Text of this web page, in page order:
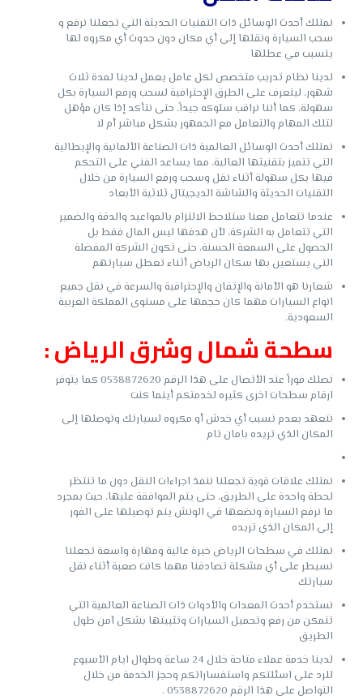
نمتلك أحدث الوسائل ذات التقنيات الحديثة التي تجعلنا نرفع و
سحب السيارة ونقلها إلى أي مكان دون حدوث أي مكروه لها
يتسبب في عطلها
لدينا نظام تدريب متخصص لكل عامل يعمل لدينا لمدة ثلاث
شهور، ليتعرف على الطرق الإحترافية لسحب ورفع السيارة بكل
سهولة، كما أننا نراقب سلوكه جيداً، حتى نتأكد إذا كان مؤهل
لتلك المهام والتعامل مع الجمهور بشكل مباشر أم لا
نمتلك أحدث الوسائل العالمية ذات الصناعة الألمانية والإيطالية
التي تتميز بتقنيتها العالية، مما يساعد الفني على التحكم
فيها بكل سهولة أثناء نقل وسحب ورفع السيارة من خلال
التقنيات الحديثة والشاشة الديجيتال ثلاثية الأبعاد
عندما تتعامل معنا ستلاحظ الالتزام بالمواعيد والدقة والضمير
التي تتعامل به الشركة، لأن هدفها ليس المال فقط بل
الحصول على السمعة الحسنة، حتى تكون الشركة المفضلة
التي يستعين بها سكان الرياض أثناء تعطل سيارتهم
شعارنا هو الأمانة والإتقان والإحترافية والسرعة في نقل جميع
انواع السيارات مهما كان حجمها على مستوى المملكة العربية
السعودية.
سطحة شمال وشرق الرياض :
نصلك فوراً عند الأتصال على هذا الرقم 0538872620 كما يتوفر
ارقام سطحات اخرى كثيره لخدمتكم أينما كنت
نتعهد بعدم تسبب أي خدش أو مكروه لسيارتك وتوصلها إلى
المكان الذي تريده بامان تام
نمتلك علاقات قوية تجعلنا ننفذ اجراءات النقل دون ما تنتظر
لحظة واحدة على الطريق، حتى يتم الموافقة عليها، حيث بمجرد
ما نرفع السيارة ونضعها في الونش يتم توصيلها على الفور
إلى المكان الذي تريده
نمتلك في سطحات الرياض خبرة عالية ومهارة واسعة تجعلنا
نسيطر على أي مشكلة تصادفنا مهما كانت صعبة أثناء نقل
سيارتك
نستخدم أحدث المعدات والأدوات ذات الصناعة العالمية التي
تتمكن من رفع وتحميل السيارات وتثبيتها بشكل آمن طول
الطريق
لدينا خدمة عملاء متاحة خلال 24 ساعة وطوال ايام الأسبوع
للرد على اسئلتكم واستفساراتكم وحجز الخدمة من خلال
التواصل على هذا الرقم 0538872620 .